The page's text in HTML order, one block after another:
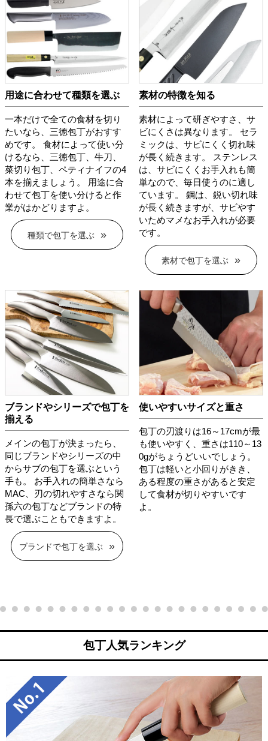
用途に合わせて種類を選ぶ
一本だけで全ての食材を切り
たいなら、三徳包丁がおすす
めです。 食材によって使い分
けるなら、三徳包丁、牛刀、
菜切り包丁、ペティナイフの4
本を揃えましょう。 用途に合
わせて包丁を使い分けると作
業がはかどりますよ。
種類で包丁を選ぶ
素材の特徴を知る
素材によって研ぎやすさ、サ
ビにくさは異なります。 セラ
ミックは、サビにくく切れ味
が長く続きます。 ステンレス
は、サビにくくお手入れも簡
単なので、毎日使うのに適し
ています。 鋼は、鋭い切れ味
が長く続きますが、サビやす
いためマメなお手入れが必要
です。
素材で包丁を選ぶ
ブランドやシリーズで包丁を
揃える
メインの包丁が決まったら、
同じブランドやシリーズの中
からサブの包丁を選ぶという
手も。 お手入れの簡単さなら
MAC、刃の切れやすさなら関
孫六の包丁などブランドの特
長で選ぶこともできますよ。
ブランドで包丁を選ぶ
使いやすいサイズと重さ
包丁の刃渡りは16～17cmが最
も使いやすく、重さは110～13
0gがちょうどいいでしょう。
包丁は軽いと小回りがきき、
ある程度の重さがあると安定
して食材が切りやすいです
よ。
包丁人気ランキング